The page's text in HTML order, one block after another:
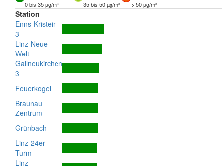
0 bis 35 µg/m³
35 bis 50 µg/m³ > 50 µg/m³
Station
Enns-Kristein
3
Linz-Neue
Welt
Gallneukirchen
3
Feuerkogel
Braunau
Zentrum
Grünbach
Linz-24er-
Turm
Linz-